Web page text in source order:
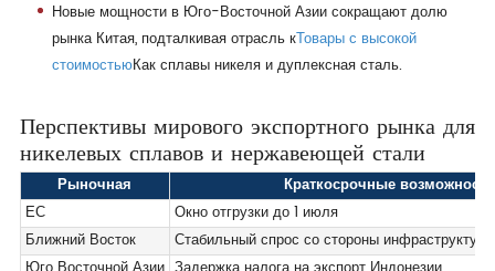
Новые мощности в Юго-Восточной Азии сокращают долю
рынка Китая, подталкивая отрасль кТовары с высокой
стоимостьюКак сплавы никеля и дуплексная сталь.
Перспективы мирового экспортного рынка для
никелевых сплавов и нержавеющей стали
Рыночная
Краткосрочные
ЕС
Окно отгрузки до 1 июля
Ближний Восток
Стабильный спрос со стороны